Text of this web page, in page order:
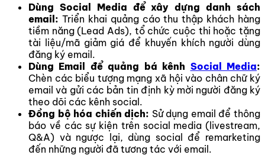
Dùng Social Media để xây dựng danh sách
email: Triển khai quảng cáo thu thập khách hàng
tiềm năng (Lead Ads), tổ chức cuộc thi hoặc tặng
tài liệu/mã giảm giá để khuyến khích người dùng
đăng ký email.
Dùng Email để quảng bá kênh Social Media:
Chèn các biểu tượng mạng xã hội vào chân chữ ký
email và gửi các bản tin định kỳ mời người đăng ký
theo dõi các kênh social.
Đồng bộ hóa chiến dịch: Sử dụng email để thông
báo về các sự kiện trên social media (livestream,
Q&A) và ngược lại, dùng social để remarketing
đến những người đã tương tác với email.